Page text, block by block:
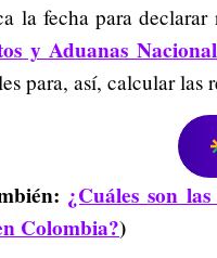
la fecha para
y Aduanas
para, así, calcular las
¿Cuáles son
Colombia?)